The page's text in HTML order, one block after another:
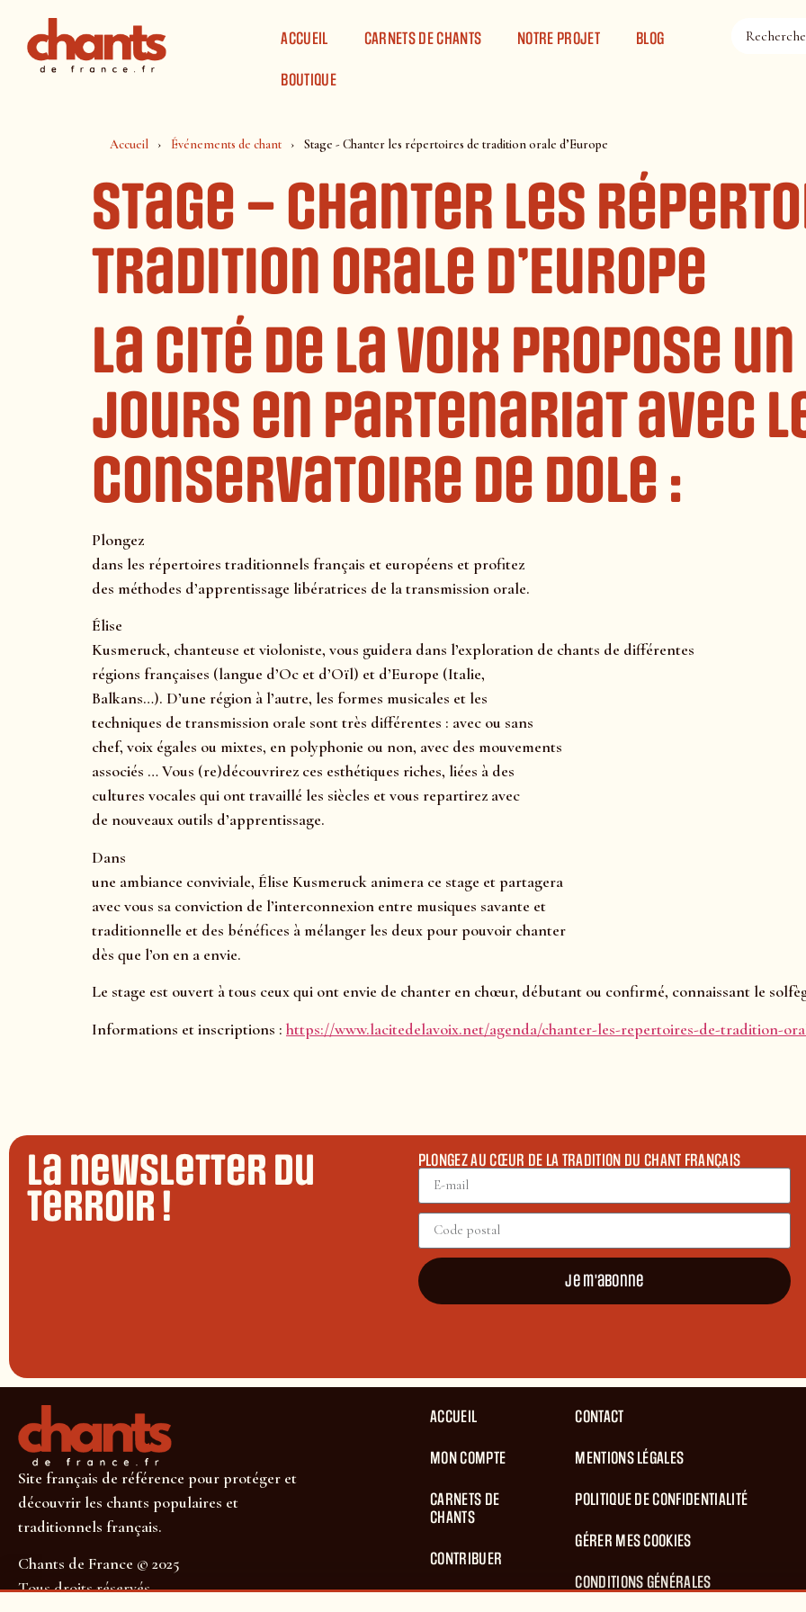
ACCUEIL
CARNETS DE CHANTS NOTRE PROJET BLOG
BOUTIQUE
Accueil Événements de chant Stage - Chanter les répertoires de tradition orale d’Europe
Stage – Chanter les
tradition orale d’Europe
La Cité de la Voix propose
jours en partenariat avec
Conservatoire de Dole :
Plongez
dans les répertoires traditionnels français et européens et profitez
des méthodes d’apprentissage libératrices de la transmission orale.
Élise
Kusmeruck, chanteuse et violoniste, vous guidera dans l’exploration de chants de différentes
régions françaises (langue d’Oc et d’Oïl) et d’Europe (Italie,
Balkans…). D’une région à l’autre, les formes musicales et les
techniques de transmission orale sont très différentes : avec ou sans
chef, voix égales ou mixtes, en polyphonie ou non, avec des mouvements
associés … Vous (re)découvrirez ces esthétiques riches, liées à des
cultures vocales qui ont travaillé les siècles et vous repartirez avec
de nouveaux outils d’apprentissage.
Dans
une ambiance conviviale, Élise Kusmeruck animera ce stage et partagera
avec vous sa conviction de l’interconnexion entre musiques savante et
traditionnelle et des bénéfices à mélanger les deux pour pouvoir chanter
dès que l’on en a envie.
Le stage est ouvert à tous ceux qui ont envie de chanter en chœur, débutant ou confirmé, connaissant le
Informations et inscriptions : https://www.lacitedelavoix.net/agenda/chanter-les-repertoires-de-tradition-
La newsletter du
terroir !
PLONGEZ AU CŒUR DE LA TRADITION DU CHANT FRANÇAIS
Je m'abonne
Site français de référence pour protéger et
découvrir les chants populaires et
traditionnels français.
Chants de France © 2025
Tous droits réservés
ACCUEIL
MON COMPTE
CARNETS DE
CHANTS
CONTRIBUER
CONTACT
MENTIONS LÉGALES
POLITIQUE DE CONFIDENTIALITÉ
GÉRER MES COOKIES
CONDITIONS GÉNÉRALES